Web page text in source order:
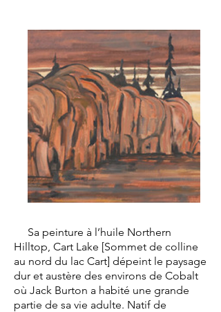
Sa peinture à l’huile Northern
Hilltop, Cart Lake [Sommet de colline
au nord du lac Cart] dépeint le paysage
dur et austère des environs de Cobalt
où Jack Burton a habité une grande
partie de sa vie adulte. Natif de